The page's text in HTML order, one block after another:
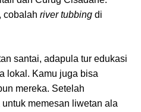
cobalah river tubbing di
santai, adapula tur edukasi
lokal. Kamu juga bisa
mereka. Setelah
memesan liwetan ala